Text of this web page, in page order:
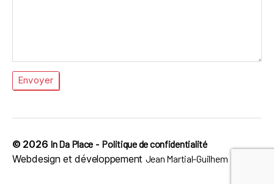
© 2026 In Da Place - Politique de confidentialité
Webdesign et développement Jean Martial-Guilhem